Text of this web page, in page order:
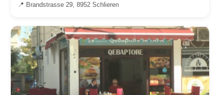
📍 Brandstrasse 29, 8952 Schlieren